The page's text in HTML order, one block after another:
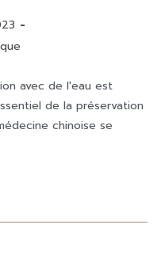
avec de l'eau est
de la préservation
chinoise se